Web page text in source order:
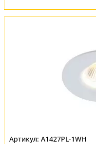
A1427PL-1WH